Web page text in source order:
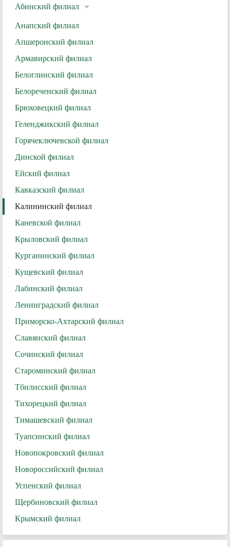
Абинский филиал
Анапский филиал
Апшеронский филиал
Армавирский филиал
Белоглинский филиал
Белореченский филиал
Брюховецкий филиал
Геленджикский филиал
Горячеключевской филиал
Динской филиал
Ейский филиал
Кавказский филиал
Калининский филиал
Каневской филиал
Крыловский филиал
Курганинский филиал
Кущевский филиал
Лабинский филиал
Ленинградский филиал
Приморско-Ахтарский филиал
Славянский филиал
Сочинский филиал
Староминский филиал
Тбилисский филиал
Тихорецкий филиал
Тимашевский филиал
Туапсинский филиал
Новопокровский филиал
Новороссийский филиал
Успенский филиал
Щербиновский филиал
Крымский филиал